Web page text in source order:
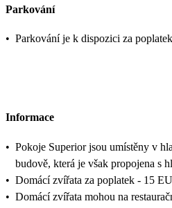
Parkování
• Parkování je k dispozici za
Informace
• Pokoje Superior jsou umístěny v
budově, která je však propojena s
• Domácí zvířata za poplatek - 15
• Domácí zvířata mohou na